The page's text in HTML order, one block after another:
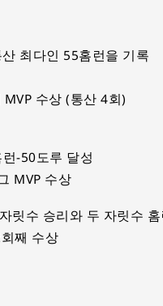
최다인 55홈런을 기록
수상 (통산 4회)
-50도루 달성
MVP 수상
릿수 승리와 두 자릿수
째 수상